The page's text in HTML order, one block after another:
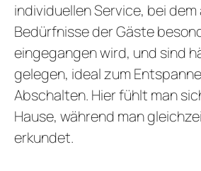
individuellen Service, bei
Bedürfnisse der Gäste
eingegangen wird, und sind
gelegen, ideal zum
Abschalten. Hier fühlt man
Hause, während man
erkundet.